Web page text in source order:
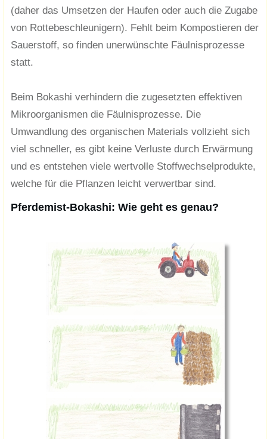
(daher das Umsetzen der Haufen oder auch die Zugabe
von Rottebeschleunigern). Fehlt beim Kompostieren der
Sauerstoff, so finden unerwünschte Fäulnisprozesse
statt.
Beim Bokashi verhindern die zugesetzten effektiven
Mikroorganismen die Fäulnisprozesse. Die
Umwandlung des organischen Materials vollzieht sich
viel schneller, es gibt keine Verluste durch Erwärmung
und es entstehen viele wertvolle Stoffwechselprodukte,
welche für die Pflanzen leicht verwertbar sind.
Pferdemist-Bokashi: Wie geht es genau?